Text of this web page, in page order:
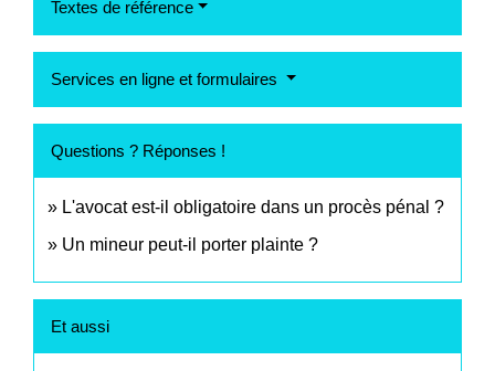
Textes de référence
Services en ligne et formulaires
Questions ? Réponses !
L'avocat est-il obligatoire dans un procès pénal ?
Un mineur peut-il porter plainte ?
Et aussi